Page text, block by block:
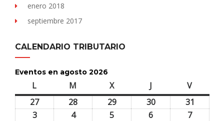
enero 2018
septiembre 2017
CALENDARIO TRIBUTARIO
Eventos en agosto 2026
L M Xmiércoles J Vviernes
2727
28 2929
3030
31
33 44 5 6 77